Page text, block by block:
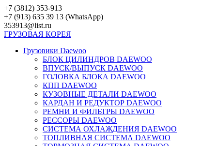
Перейти
к
контенту
+7 (3812) 353-913
+7 (913) 635 39 13 (WhatsApp)
353913@list.ru
ГРУЗОВАЯ КОРЕЯ
Грузовики Daewoo
БЛОК ЦИЛИНДРОВ DAEWOO
ВПУСК/ВЫПУСК DAEWOO
ГОЛОВКА БЛОКА DAEWOO
КПП DAEWOO
КУЗОВНЫЕ ДЕТАЛИ DAEWOO
КАРДАН И РЕДУКТОР DAEWOO
РЕМНИ И ФИЛЬТРЫ DAEWOO
РЕССОРЫ DAEWOO
СИСТЕМА ОХЛАЖДЕНИЯ DAEWOO
ТОПЛИВНАЯ СИСТЕМА DAEWOO